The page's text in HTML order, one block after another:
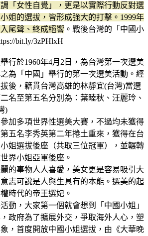
「女性自覺」，更是以實際行動反對選
姐的選拔，皆形成強大的打擊。1999年
尾聲、終成絕響 。戰後台灣的「中國小
bit.ly/3zPHlxH
行於1960年4月2日，為台灣第一次選美
為「中國」舉行的第一次選美活動。經
後，籍貫台灣高雄的林靜宜(台灣)當選
名至第五名分別為：葉睦秋、汪麗玲、
)
加多項世界性選美大賽，不過均未獲得
五名李秀英第二年捲土重來，獲得在台
姐選拔後座（共取三位冠軍），並輾轉
界小姐亞軍後座。
的事物人人喜愛，美女更是容易吸引大
志可說是人與生具有的本能。選美的起
時代的帝王選妃。
動，大家第一個就會想到「中國小姐」
政府為了擴展外交，爭取海外人心，塑
，首度開放中國小姐選拔，由《大華晚